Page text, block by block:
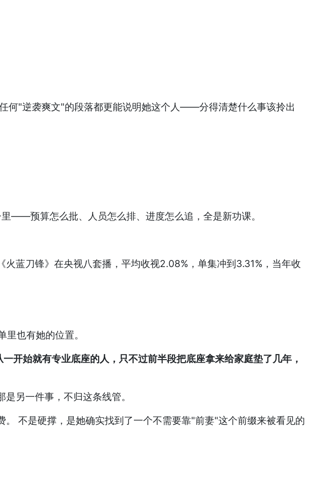
何"逆袭爽文"的段落都更能说明她这个人——分得清楚什么事该拎出
——预算怎么批、人员怎么排、进度怎么追，全是新功课。
蓝刀锋》在央视八套播，平均收视2.08%，单集冲到3.31%，当年收
也有她的位置。
开始就有专业底座的人，只不过前半段把底座拿来给家庭垫了几年，
另一件事，不归这条线管。
不是硬撑，是她确实找到了一个不需要靠"前妻"这个前缀来被看见的